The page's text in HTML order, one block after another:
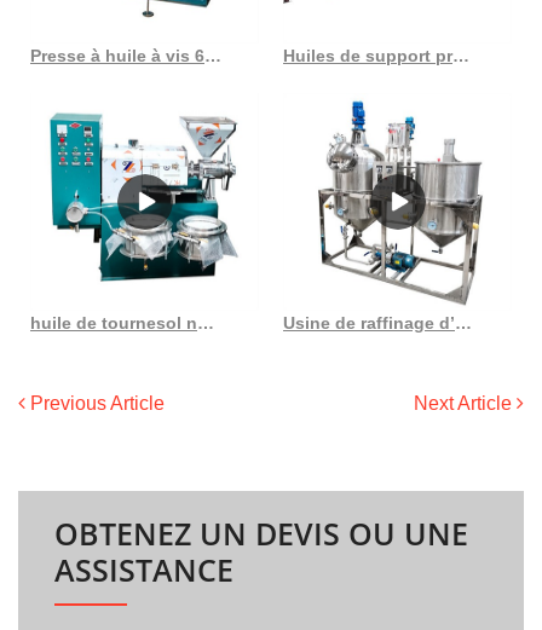
Presse à huile à vis 6yl 80 graines de plantes, petite presse à huile combinée de tournesol Huiles de support pressées à froid fabricant exportateur fournisseur au Gabon
huile de tournesol non raffinée au Togo Usine de raffinage d’huile de machine de fabrication d’huile de tournesol au Cameroun
Previous Article Next Article
OBTENEZ UN DEVIS OU UNE
ASSISTANCE